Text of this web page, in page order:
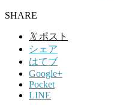
SHARE
𝕏 ポスト
シェア
はてブ
Google+
Pocket
LINE